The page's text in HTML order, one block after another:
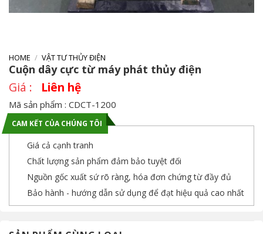
HOME / VẬT TƯ THỦY ĐIỆN
Cuộn dây cực từ máy phát thủy điện
Liên hệ
Mã sản phẩm : CDCT-1200
CAM KẾT CỦA CHÚNG TÔI
Giá cả cạnh tranh
Chất lượng sản phẩm đảm bảo tuyệt đối
Nguồn gốc xuất sứ rõ ràng, hóa đơn chứng từ đầy đủ
Bảo hành - hướng dẫn sử dụng để đạt hiệu quả cao nhất